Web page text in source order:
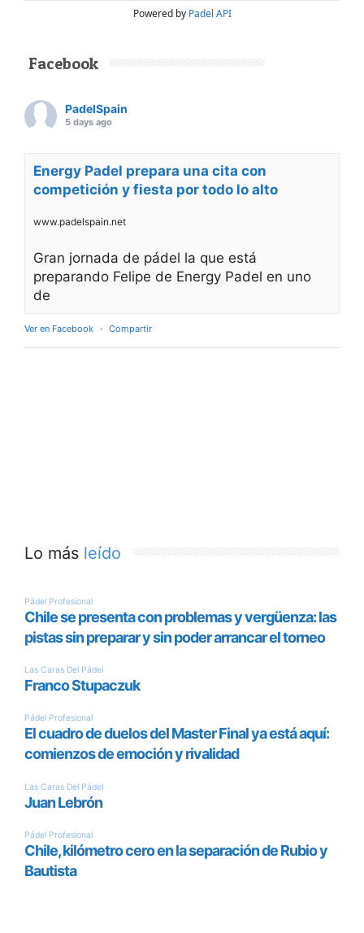
Powered by Padel API
Facebook
PadelSpain
5 days ago
Energy Padel prepara una cita con
competición y fiesta por todo lo alto
www.padelspain.net
Gran jornada de pádel la que está
preparando Felipe de Energy Padel en uno
de
Ver en Facebook · Compartir
Lo más leído